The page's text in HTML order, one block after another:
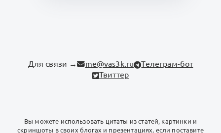
Для связи → me@vas3k.ru
Телеграм-бот
Твиттер
Вы можете использовать цитаты из статей, картинки и
скриншоты в своих блогах и презентациях, если поставите